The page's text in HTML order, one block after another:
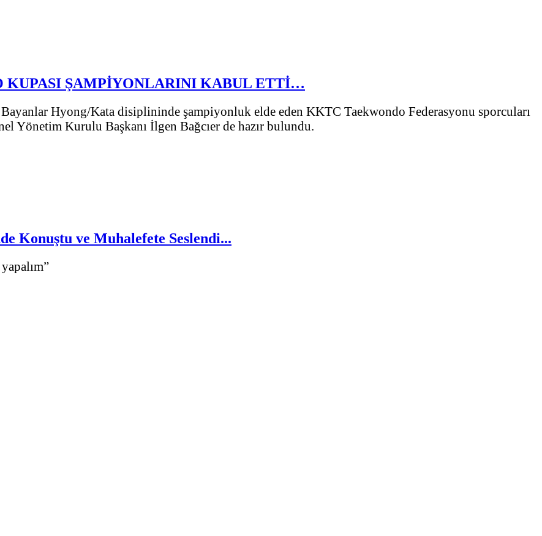
KUPASI ŞAMPİYONLARINI KABUL ETTİ…
Hyong/Kata disiplininde şampiyonluk elde eden KKTC Taekwondo Federasyonu sporcuları
Yönetim Kurulu Başkanı İlgen Bağcıer de hazır bulundu.
Konuştu ve Muhalefete Seslendi...